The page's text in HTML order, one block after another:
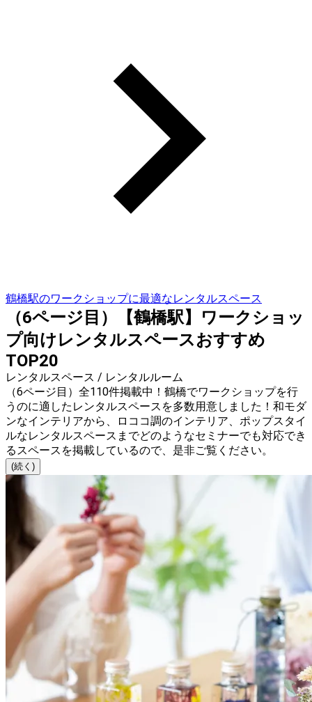
鶴橋駅のワークショップに最適なレンタルスペース
（6ページ目）【鶴橋駅】ワークショッ
プ向けレンタルスペースおすすめ
TOP20
レンタルスペース / レンタルルーム
（6ページ目）全110件掲載中！鶴橋でワークショップを行
うのに適したレンタルスペースを多数用意しました！和モダ
ンなインテリアから、ロココ調のインテリア、ポップスタイ
ルなレンタルスペースまでどのようなセミナーでも対応でき
るスペースを掲載しているので、是非ご覧ください。
(続く)